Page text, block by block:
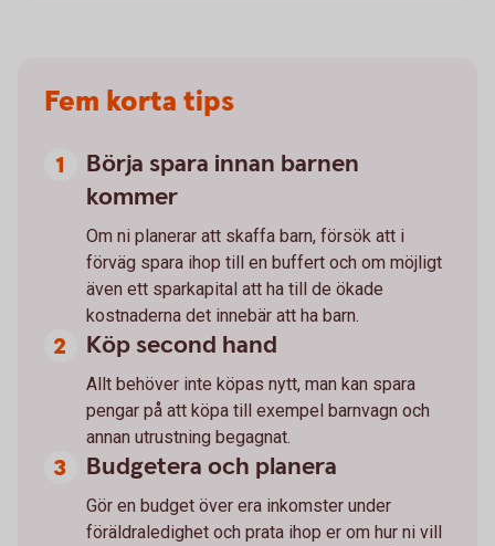
Fem korta tips
Börja spara innan barnen
kommer
Om ni planerar att skaffa barn, försök att i
förväg spara ihop till en buffert och om möjligt
även ett sparkapital att ha till de ökade
kostnaderna det innebär att ha barn.
Köp second hand
Allt behöver inte köpas nytt, man kan spara
pengar på att köpa till exempel barnvagn och
annan utrustning begagnat.
Budgetera och planera
Gör en budget över era inkomster under
föräldraledighet och prata ihop er om hur ni vill